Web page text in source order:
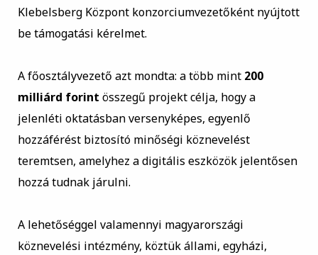
Klebelsberg Központ konzorciumvezetőként nyújtott
be támogatási kérelmet.
A főosztályvezető azt mondta: a több mint 200
milliárd forint összegű projekt célja, hogy a
jelenléti oktatásban versenyképes, egyenlő
hozzáférést biztosító minőségi köznevelést
teremtsen, amelyhez a digitális eszközök jelentősen
hozzá tudnak járulni.
A lehetőséggel valamennyi magyarországi
köznevelési intézmény, köztük állami, egyházi,